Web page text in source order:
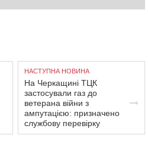
НАСТУПНА НОВИНА
На Черкащині ТЦК
застосували газ до
ветерана війни з
ампутацією: призначено
службову перевірку